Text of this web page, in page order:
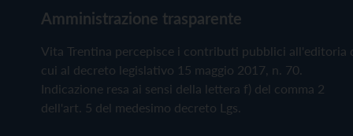
Amministrazione trasparente
Vita Trentina percepisce i contributi pubblici all'editoria
cui al decreto legislativo 15 maggio 2017, n. 70.
Indicazione resa ai sensi della lettera f) del comma 2
dell'art. 5 del medesimo decreto Lgs.